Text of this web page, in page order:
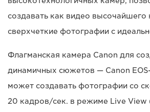
создавать как видео высочайшего
сверхчеткие фотографии с
Флагманская камера Canon для
динамичных сюжетов — Canon
может создавать фотографии со
20 кадров/сек. в режиме Live View